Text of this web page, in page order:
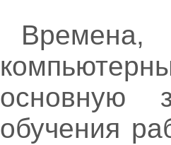
основную
обучения